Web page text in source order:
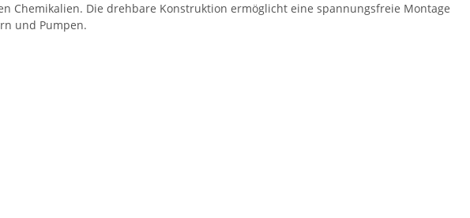
Chemikalien. Die drehbare Konstruktion ermöglicht eine spannungsfreie Montage
und Pumpen.